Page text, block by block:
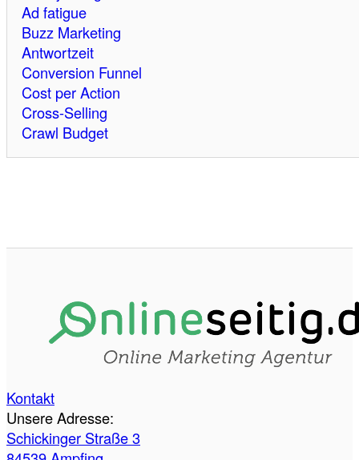
Ad fatigue
Buzz Marketing
Antwortzeit
Conversion Funnel
Cost per Action
Cross-Selling
Crawl Budget
Kontakt
Unsere Adresse:
Schickinger Straße 3